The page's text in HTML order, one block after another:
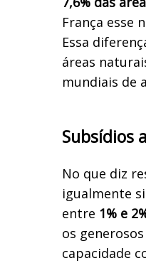
França esse
Essa
áreas
mundiais de
Subsídios
No que diz
igualmente
entre 1% e
os generosos
capacidade